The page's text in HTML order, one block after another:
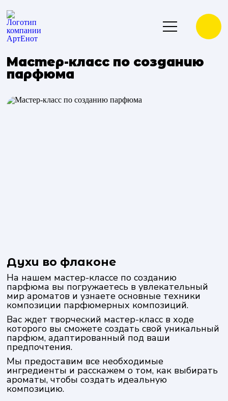
Мастер-класс по созданию
парфюма
Духи во флаконе
На нашем мастер-классе по созданию
парфюма вы погружаетесь в увлекательный
мир ароматов и узнаете основные техники
композиции парфюмерных композиций.
Вас ждет творческий мастер-класс в ходе
которого вы сможете создать свой уникальный
парфюм, адаптированный под ваши
предпочтения.
Мы предоставим все необходимые
ингредиенты и расскажем о том, как выбирать
ароматы, чтобы создать идеальную
композицию.